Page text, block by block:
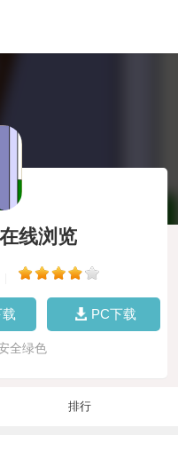
线浏览
PC下载
全绿色
排行